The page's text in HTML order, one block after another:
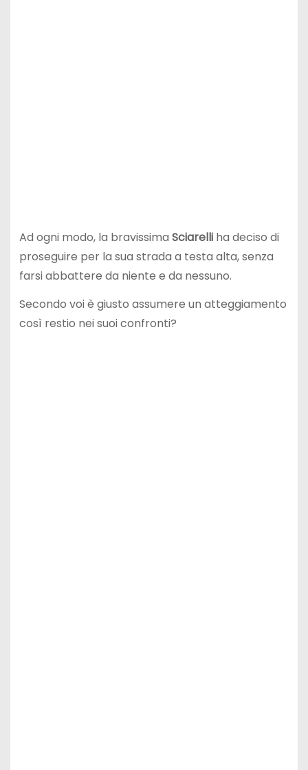
Ad ogni modo, la bravissima Sciarelliha deciso di
proseguire per la sua strada a testa alta, senza
farsi abbattere da niente e da nessuno.
Secondo voi è giusto assumere un atteggiamento
così restio nei suoi confronti?